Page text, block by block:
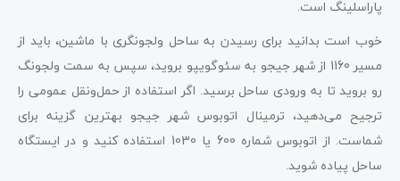
پاراسلینگ است.
خوب است بدانید برای رسیدن به ساحل ولجونگری با ماشین، باید از
مسیر 1160 از شهر جیجو به سئوگویپو بروید، سپس به سمت ولجونگ
رو بروید تا به ورودی ساحل برسید. اگر استفاده از حمل‌ونقل عمومی را
ترجیح می‌دهید، ترمینال اتوبوس شهر جیجو بهترین گزینه برای
شماست. از اتوبوس شماره 600 یا 1030 استفاده کنید و در ایستگاه
ساحل پیاده شوید.